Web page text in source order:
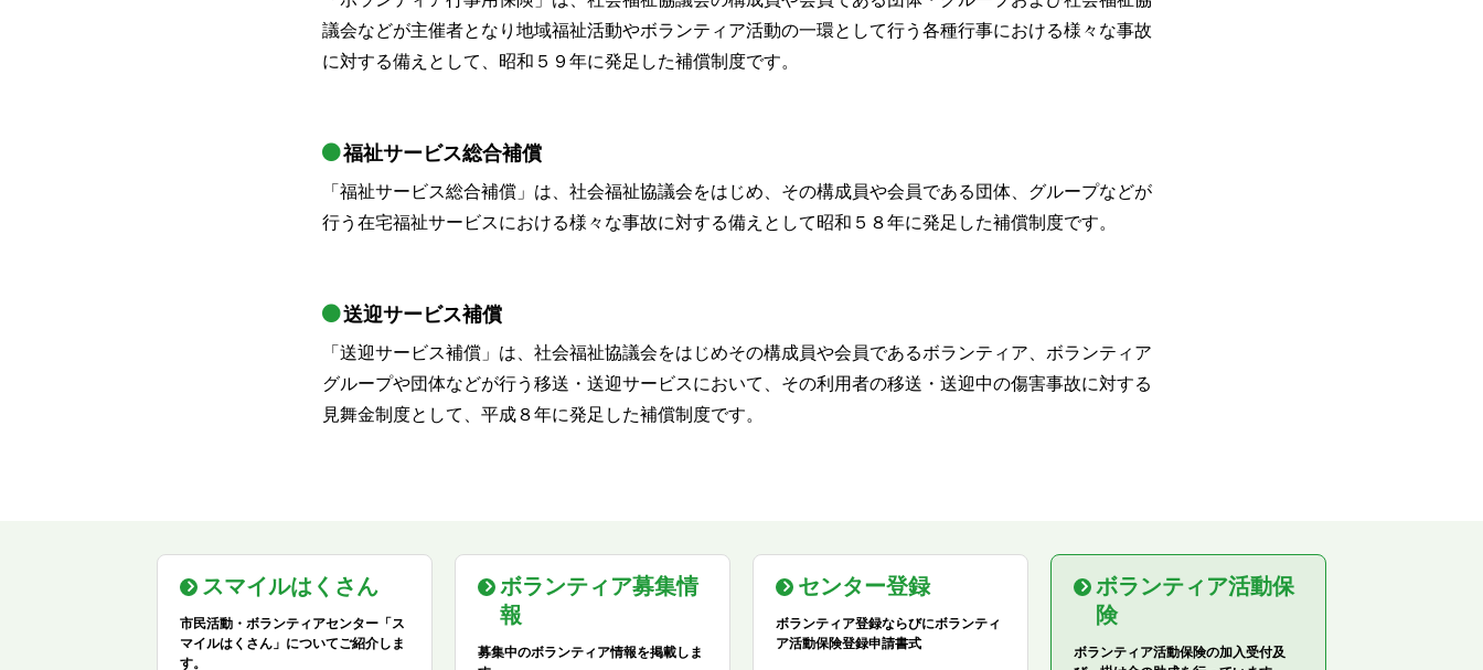
議会などが主催者となり地域福祉活動やボランティア活動の一環として行う各種行事における様々な事故
に対する備えとして、昭和５９年に発足した補償制度です。
福祉サービス総合補償
「福祉サービス総合補償」は、社会福祉協議会をはじめ、その構成員や会員である団体、グループなどが
行う在宅福祉サービスにおける様々な事故に対する備えとして昭和５８年に発足した補償制度です。
送迎サービス補償
「送迎サービス補償」は、社会福祉協議会をはじめその構成員や会員であるボランティア、ボランティア
グループや団体などが行う移送・送迎サービスにおいて、その利用者の移送・送迎中の傷害事故に対する
見舞金制度として、平成８年に発足した補償制度です。
スマイルはくさん
市民活動・ボランティアセンター「ス
マイルはくさん」についてご紹介しま
す。
ボランティア募集情
報
募集中のボランティア情報を掲載しま
センター登録
ボランティア登録ならびにボランティ
ア活動保険登録申請書式
ボランティア活動保
険
ボランティア活動保険の加入受付及